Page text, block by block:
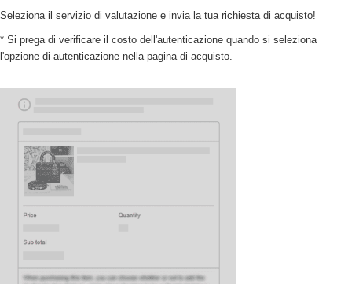
Seleziona il servizio di valutazione e invia la tua richiesta di acquisto!
* Si prega di verificare il costo dell'autenticazione quando si seleziona
l'opzione di autenticazione nella pagina di acquisto.